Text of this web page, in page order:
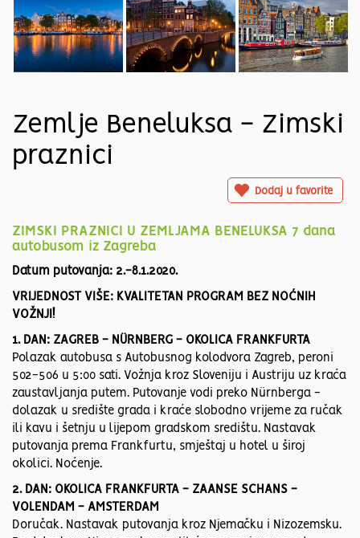
Zemlje Beneluksa - Zimski
praznici
Dodaj u favorite
ZIMSKI PRAZNICI U ZEMLJAMA BENELUKSA 7 dana
autobusom iz Zagreba
Datum putovanja: 2.-8.1.2020.
VRIJEDNOST VIŠE: KVALITETAN PROGRAM BEZ NOĆNIH
VOŽNJI!
1. DAN: ZAGREB - NÜRNBERG - OKOLICA FRANKFURTA
Polazak autobusa s Autobusnog kolodvora Zagreb, peroni
502-506 u 5:00 sati. Vožnja kroz Sloveniju i Austriju uz kraća
zaustavljanja putem. Putovanje vodi preko Nürnberga -
dolazak u središte grada i kraće slobodno vrijeme za ručak
ili kavu i šetnju u lijepom gradskom središtu. Nastavak
putovanja prema Frankfurtu, smještaj u hotel u široj
okolici. Noćenje.
2. DAN: OKOLICA FRANKFURTA - ZAANSE SCHANS -
VOLENDAM - AMSTERDAM
Doručak. Nastavak putovanja kroz Njemačku i Nizozemsku.